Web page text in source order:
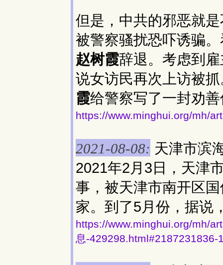
但是，中共的邪恶就
被警察骚扰恐吓诱骗
赵树霞辞退。考虑到
说女访民再次上访被
霞给警察写了一封劝
https://www.minghui.org/mh/
2021-08-08: 天津市滨
2021年2月3日，天津
事，被天津市南开区
家。到了5月份，据说
https://www.minghui.org/mh/
息-429298.html#2187231836-